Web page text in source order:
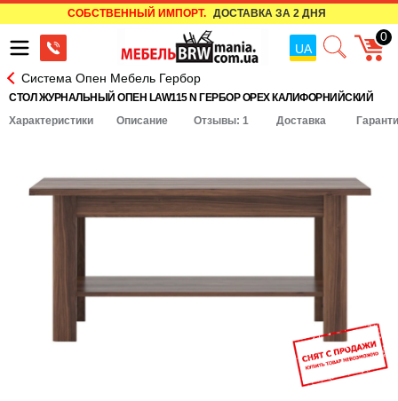
СОБСТВЕННЫЙ ИМПОРТ. ДОСТАВКА ЗА 2 ДНЯ
UA
0
Система Опен Мебель Гербор
СТОЛ ЖУРНАЛЬНЫЙ ОПЕН LAW115 N ГЕРБОР ОРЕХ КАЛИФОРНИЙСКИЙ
Характеристики
Описание Отзывы: 1 Доставка